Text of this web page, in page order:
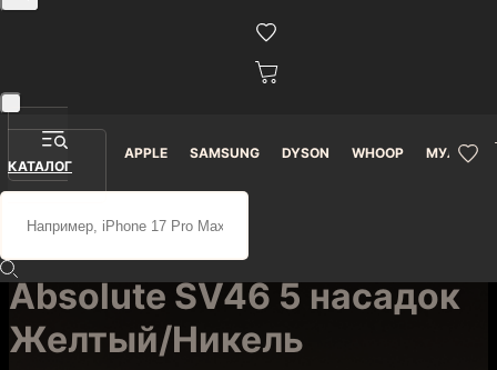
КАТАЛОГ
APPLE SAMSUNG DYSON WHOOP
Доставка от 0₽
12 месяцев
Портативный пылесос
Dyson V12 Detect Slim
Absolute SV46 5 насадок
Желтый/Никель